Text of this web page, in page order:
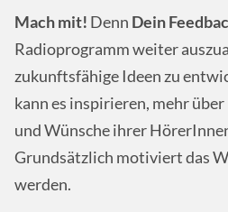
Mach mit! Denn Dein
Radioprogramm weiter
zukunftsfähige Ideen zu
kann es inspirieren, mehr
und Wünsche ihrer
Grundsätzlich motiviert das
werden.